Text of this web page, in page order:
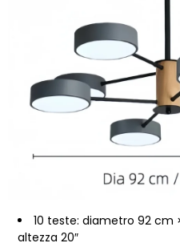
10 teste: diametro 92 cm
altezza 20″